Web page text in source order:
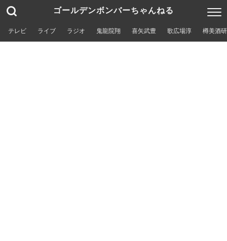
ゴールデンボンバーちゃんねる
テレビ ライブ ラジオ 鬼龍院翔 喜矢武豊 歌広場淳 樽美酒